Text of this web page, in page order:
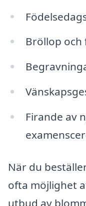
Bröllop
Firande av
När du
ofta möjlighet
utbud av